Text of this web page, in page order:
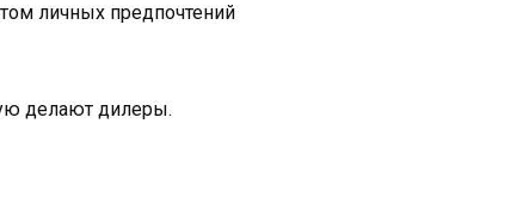
личных предпочтений
делают дилеры.